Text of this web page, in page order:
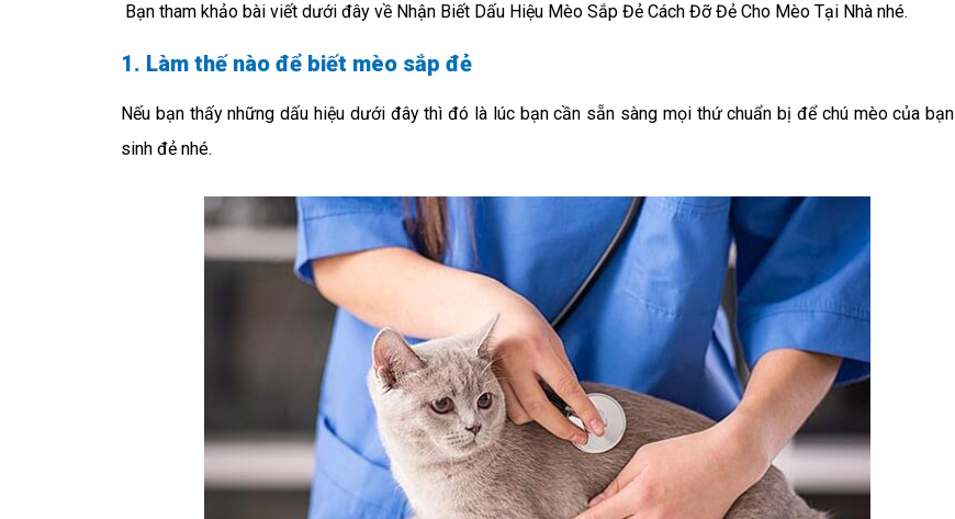
Bạn tham khảo bài viết dưới đây về Nhận Biết Dấu Hiệu Mèo Sắp Đẻ Cách Đỡ Đẻ Cho Mèo Tại Nhà nhé.
1. Làm thế nào để biết mèo sắp đẻ
Nếu bạn thấy những dấu hiệu dưới đây thì đó là lúc bạn cần sẵn sàng mọi thứ chuẩn bị để chú mèo của bạn
sinh đẻ nhé.